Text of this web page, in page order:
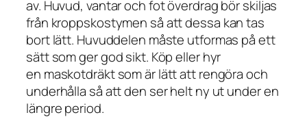
av. Huvud, vantar och fot överdrag bör skiljas
från kroppskostymen så att dessa kan tas
bort lätt. Huvuddelen måste utformas på ett
sätt som ger god sikt. Köp eller hyr
en maskotdräkt som är lätt att rengöra och
underhålla så att den ser helt ny ut under en
längre period.